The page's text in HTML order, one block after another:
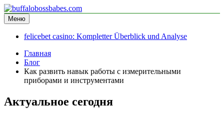
Перейти
к
содержимому
buffalobossbabes.com
информационный сайт
Меню
felicebet casino: Kompletter Überblick und Analyse
Главная
Блог
Как развить навык работы с измерительными
приборами и инструментами
Актуальное сегодня